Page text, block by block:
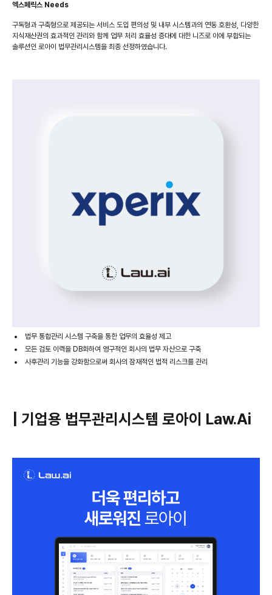
엑스페릭스 Needs
구독형과 구축형으로 제공되는 서비스 도입 편의성 및 내부 시스템과의 연동 호환성, 다양한
지식재산권의 효과적인 관리와 함께 업무 처리 효율성 증대에 대한 니즈로 이에 부합되는
솔루션인 로아이 법무관리시스템을 최종 선정하였습니다.
​법무 통합관리 시스템 구축을 통한 업무의 효율성 제고
모든 검토 이력을 DB화하여 영구적인 회사의 법무 자산으로 구축
사후관리 기능을 강화함으로써 회사의 잠재적인 법적 리스크를 관리
| 기업용 법무관리시스템 로아이 Law.Ai